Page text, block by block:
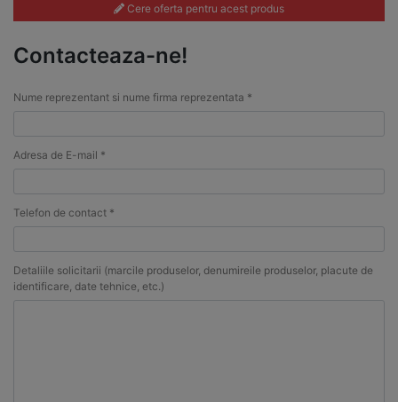
Cere oferta pentru acest produs
Contacteaza-ne!
Nume reprezentant si nume firma reprezentata *
Adresa de E-mail *
Telefon de contact *
Detaliile solicitarii (marcile produselor, denumireile produselor, placute de
identificare, date tehnice, etc.)